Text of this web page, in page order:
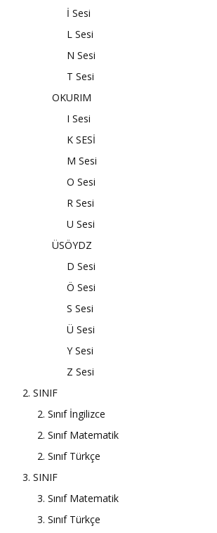
İ Sesi
L Sesi
N Sesi
T Sesi
OKURIM
I Sesi
K SESİ
M Sesi
O Sesi
R Sesi
U Sesi
ÜSÖYDZ
D Sesi
Ö Sesi
S Sesi
Ü Sesi
Y Sesi
Z Sesi
2. SINIF
2. Sınıf İngilizce
2. Sınıf Matematik
2. Sınıf Türkçe
3. SINIF
3. Sınıf Matematik
3. Sınıf Türkçe